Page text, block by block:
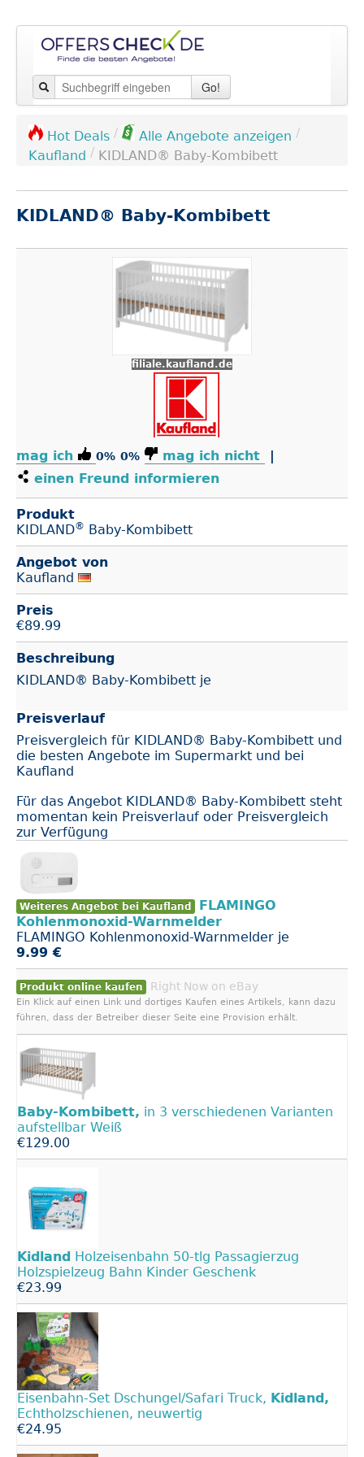
Go!
Hot Deals / Alle Angebote anzeigen /
Kaufland / KIDLAND® Baby-Kombibett
KIDLAND® Baby-Kombibett
filiale.kaufland.de
mag ich 0% 0% mag ich nicht
einen Freund informieren
Produkt
KIDLAND® Baby-Kombibett
Angebot von
Kaufland
Preis
€89.99
Beschreibung
KIDLAND® Baby-Kombibett je
Preisverlauf
Preisvergleich für KIDLAND® Baby-Kombibett und
die besten Angebote im Supermarkt und bei
Kaufland
Für das Angebot KIDLAND® Baby-Kombibett steht
momentan kein Preisverlauf oder Preisvergleich
zur Verfügung
Weiteres Angebot bei Kaufland
FLAMINGO
Kohlenmonoxid-Warnmelder
FLAMINGO Kohlenmonoxid-Warnmelder je
9.99 €
Produkt online kaufen Right Now on eBay
Ein Klick auf einen Link und dortiges Kaufen eines Artikels, kann dazu
führen, dass der Betreiber dieser Seite eine Provision erhält.
Baby-Kombibett, in 3 verschiedenen Varianten
aufstellbar Weiß
€129.00
Kidland Holzeisenbahn 50-tlg Passagierzug
Holzspielzeug Bahn Kinder Geschenk
€23.99
Eisenbahn-Set Dschungel/Safari Truck, Kidland,
Echtholzschienen, neuwertig
€24.95